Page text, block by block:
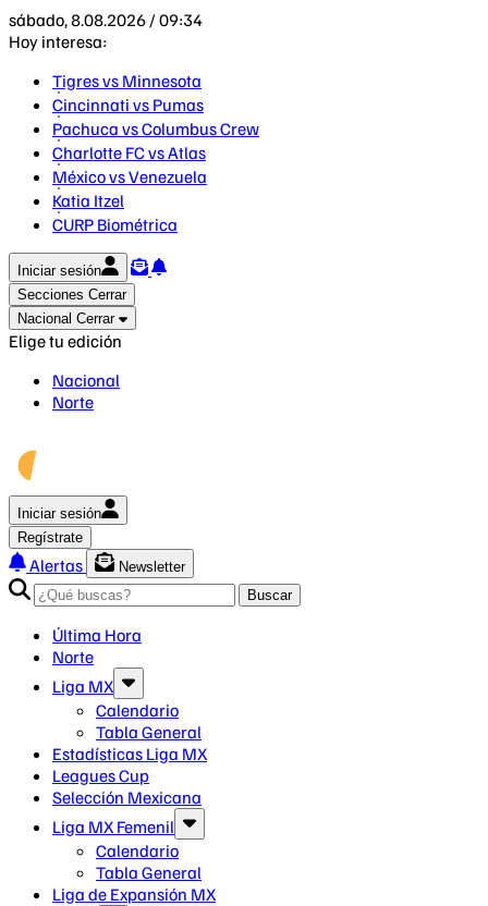
sábado, 8.08.2026 / 09:34
Hoy interesa:
Tigres vs Minnesota
Cincinnati vs Pumas
Pachuca vs Columbus Crew
Charlotte FC vs Atlas
México vs Venezuela
Katia Itzel
CURP Biométrica
Iniciar sesión
Secciones Cerrar
Nacional Cerrar
Elige tu edición
Nacional
Norte
Iniciar sesión
Regístrate
Alertas
Newsletter
Buscar
Última Hora
Norte
Liga MX
Calendario
Tabla General
Estadísticas Liga MX
Leagues Cup
Selección Mexicana
Liga MX Femenil
Calendario
Tabla General
Liga de Expansión MX